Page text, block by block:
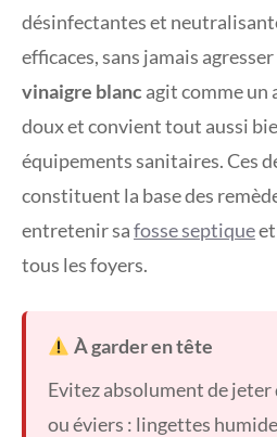
désinfectantes et
efficaces, sans jamais
vinaigre blanc agit comme
doux et convient tout aussi
équipements sanitaires. Ces
constituent la base des
entretenir safosse septique
tous les foyers.
À garder en tête
Evitez absolument de
ou éviers : lingettes